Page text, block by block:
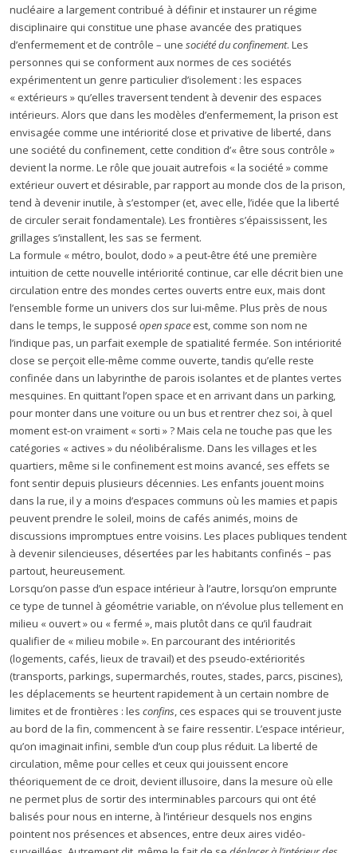
nucléaire a largement contribué à définir et instaurer un régime
disciplinaire qui constitue une phase avancée des pratiques
d’enfermement et de contrôle – une société du confinement. Les
personnes qui se conforment aux normes de ces sociétés
expérimentent un genre particulier d’isolement : les espaces
« extérieurs » qu’elles traversent tendent à devenir des espaces
intérieurs. Alors que dans les modèles d’enfermement, la prison est
envisagée comme une intériorité close et privative de liberté, dans
une société du confinement, cette condition d’« être sous contrôle »
devient la norme. Le rôle que jouait autrefois « la société » comme
extérieur ouvert et désirable, par rapport au monde clos de la prison,
tend à devenir inutile, à s’estomper (et, avec elle, l’idée que la liberté
de circuler serait fondamentale). Les frontières s’épaississent, les
grillages s’installent, les sas se ferment.
La formule « métro, boulot, dodo » a peut-être été une première
intuition de cette nouvelle intériorité continue, car elle décrit bien une
circulation entre des mondes certes ouverts entre eux, mais dont
l’ensemble forme un univers clos sur lui-même. Plus près de nous
dans le temps, le supposé open space est, comme son nom ne
l’indique pas, un parfait exemple de spatialité fermée. Son intériorité
close se perçoit elle-même comme ouverte, tandis qu’elle reste
confinée dans un labyrinthe de parois isolantes et de plantes vertes
mesquines. En quittant l’open space et en arrivant dans un parking,
pour monter dans une voiture ou un bus et rentrer chez soi, à quel
moment est-on vraiment « sorti » ? Mais cela ne touche pas que les
catégories « actives » du néolibéralisme. Dans les villages et les
quartiers, même si le confinement est moins avancé, ses effets se
font sentir depuis plusieurs décennies. Les enfants jouent moins
dans la rue, il y a moins d’espaces communs où les mamies et papis
peuvent prendre le soleil, moins de cafés animés, moins de
discussions impromptues entre voisins. Les places publiques tendent
à devenir silencieuses, désertées par les habitants confinés – pas
partout, heureusement.
Lorsqu’on passe d’un espace intérieur à l’autre, lorsqu’on emprunte
ce type de tunnel à géométrie variable, on n’évolue plus tellement en
milieu « ouvert » ou « fermé », mais plutôt dans ce qu’il faudrait
qualifier de « milieu mobile ». En parcourant des intériorités
(logements, cafés, lieux de travail) et des pseudo-extériorités
(transports, parkings, supermarchés, routes, stades, parcs, piscines),
les déplacements se heurtent rapidement à un certain nombre de
limites et de frontières : les confins, ces espaces qui se trouvent juste
au bord de la fin, commencent à se faire ressentir. L’espace intérieur,
qu’on imaginait infini, semble d’un coup plus réduit. La liberté de
circulation, même pour celles et ceux qui jouissent encore
théoriquement de ce droit, devient illusoire, dans la mesure où elle
ne permet plus de sortir des interminables parcours qui ont été
balisés pour nous en interne, à l’intérieur desquels nos engins
pointent nos présences et absences, entre deux aires vidéo-